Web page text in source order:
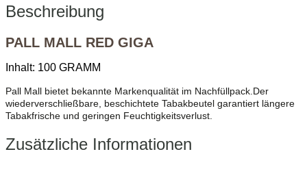
Beschreibung
PALL MALL RED GIGA
Inhalt: 100 GRAMM
Pall Mall bietet bekannte Markenqualität im Nachfüllpack.Der
wiederverschließbare, beschichtete Tabakbeutel garantiert längere
Tabakfrische und geringen Feuchtigkeitsverlust.
Zusätzliche Informationen